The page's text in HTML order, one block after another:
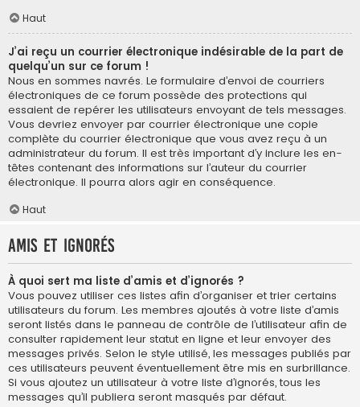
Haut
J’ai reçu un courrier électronique indésirable de la part de
quelqu’un sur ce forum !
Nous en sommes navrés. Le formulaire d’envoi de courriers
électroniques de ce forum possède des protections qui
essaient de repérer les utilisateurs envoyant de tels messages.
Vous devriez envoyer par courrier électronique une copie
complète du courrier électronique que vous avez reçu à un
administrateur du forum. Il est très important d’y inclure les en-
têtes contenant des informations sur l’auteur du courrier
électronique. Il pourra alors agir en conséquence.
Haut
Amis et ignorés
À quoi sert ma liste d’amis et d’ignorés ?
Vous pouvez utiliser ces listes afin d’organiser et trier certains
utilisateurs du forum. Les membres ajoutés à votre liste d’amis
seront listés dans le panneau de contrôle de l’utilisateur afin de
consulter rapidement leur statut en ligne et leur envoyer des
messages privés. Selon le style utilisé, les messages publiés par
ces utilisateurs peuvent éventuellement être mis en surbrillance.
Si vous ajoutez un utilisateur à votre liste d’ignorés, tous les
messages qu’il publiera seront masqués par défaut.